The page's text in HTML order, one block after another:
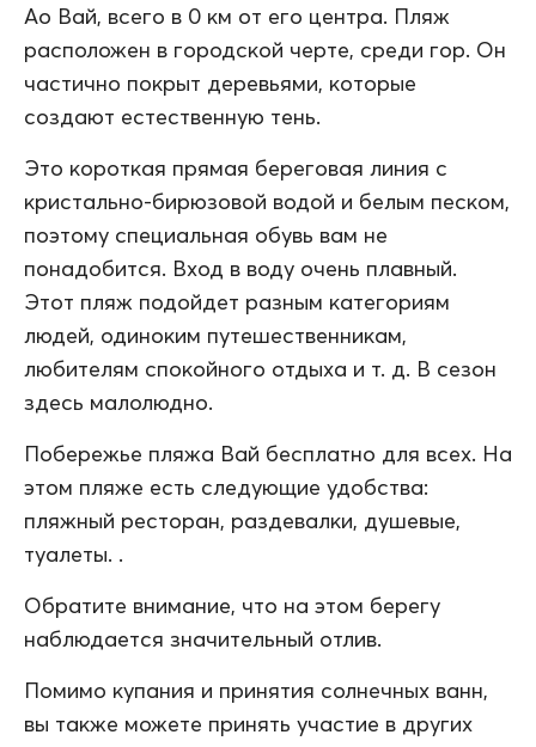
Ао Вай, всего в 0 км от его центра. Пляж
расположен в городской черте, среди гор. Он
частично покрыт деревьями, которые
создают естественную тень.
Это короткая прямая береговая линия с
кристально-бирюзовой водой и белым песком,
поэтому специальная обувь вам не
понадобится. Вход в воду очень плавный.
Этот пляж подойдет разным категориям
людей, одиноким путешественникам,
любителям спокойного отдыха и т. д. В сезон
здесь малолюдно.
Побережье пляжа Вай бесплатно для всех. На
этом пляже есть следующие удобства:
пляжный ресторан, раздевалки, душевые,
туалеты. .
Обратите внимание, что на этом берегу
наблюдается значительный отлив.
Помимо купания и принятия солнечных ванн,
вы также можете принять участие в других